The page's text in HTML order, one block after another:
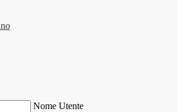
Nome Utente